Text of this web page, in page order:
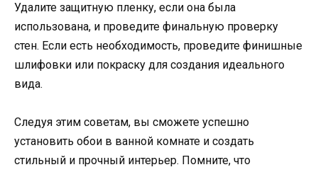
Удалите защитную пленку, если она была
использована, и проведите финальную проверку
стен. Если есть необходимость, проведите финишные
шлифовки или покраску для создания идеального
вида.
Следуя этим советам, вы сможете успешно
установить обои в ванной комнате и создать
стильный и прочный интерьер. Помните, что